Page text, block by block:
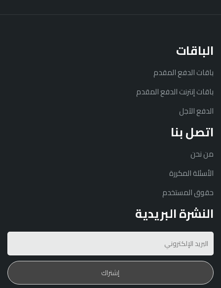
الباقات
باقات الدفع المقدم
باقات إنترنت الدفع المقدم
الدفع الآجل
اتصل بنا
من نحن
الأسئلة المكررة
حقوق المستخدم
النشرة البريدية